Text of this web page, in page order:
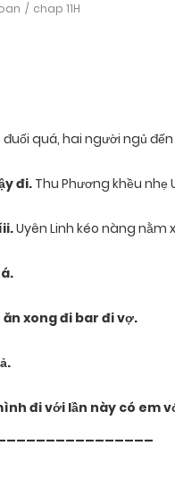
chap 11H
đuối quá, hai người ngủ đến
đi. Thu Phương khều nhẹ
Uyên Linh kéo nàng
xong đi bar đi vợ.
đi với lần này có em